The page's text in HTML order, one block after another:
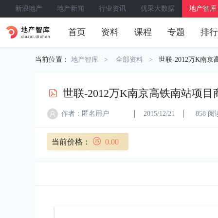
新浪地产 地产新闻 行业资讯 优采大数据 地产智库
首页 资料 课程 专题 排
当前位置： 地产智库 全部资料 世联-2012万K南京
世联-2012万K南京高铁南站项
作者：匿名用户 2015/12/21 858 阅
当前价格： 0.00